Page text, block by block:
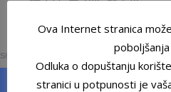
Ova Internet stranica
poboljšanja
Odluka o dopuštanju
stranici u potpunosti je
SHARES